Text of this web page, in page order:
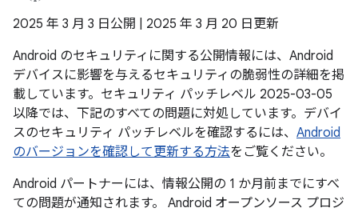
2025 年 3 月 3 日公開 | 2025 年 3 月 20 日更新
Android のセキュリティに関する公開情報には、Android
デバイスに影響を与えるセキュリティの脆弱性の詳細を掲
載しています。セキュリティ パッチレベル 2025-03-05
以降では、下記のすべての問題に対処しています。デバイ
スのセキュリティ パッチレベルを確認するには、 Android
のバージョンを確認して更新する方法をご覧ください。
Android パートナーには、情報公開の 1 か月前までにすべ
ての問題が通知されます。 Android オープンソース プロジ